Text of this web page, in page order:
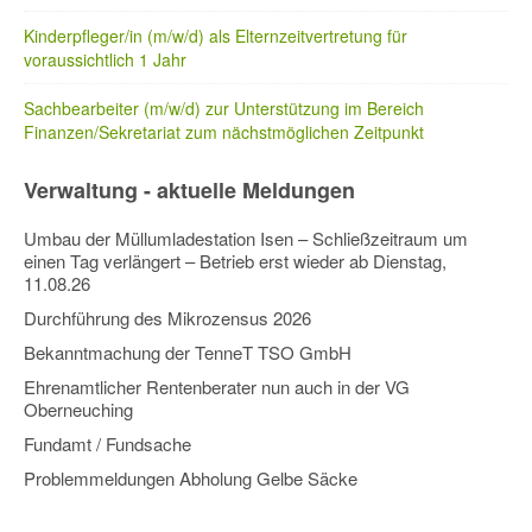
Kinderpfleger/in (m/w/d) als Elternzeitvertretung für
voraussichtlich 1 Jahr
Sachbearbeiter (m/w/d) zur Unterstützung im Bereich
Finanzen/Sekretariat zum nächstmöglichen Zeitpunkt
Verwaltung - aktuelle Meldungen
Umbau der Müllumladestation Isen – Schließzeitraum um
einen Tag verlängert – Betrieb erst wieder ab Dienstag,
11.08.26
Durchführung des Mikrozensus 2026
Bekanntmachung der TenneT TSO GmbH
Ehrenamtlicher Rentenberater nun auch in der VG
Oberneuching
Fundamt / Fundsache
Problemmeldungen Abholung Gelbe Säcke